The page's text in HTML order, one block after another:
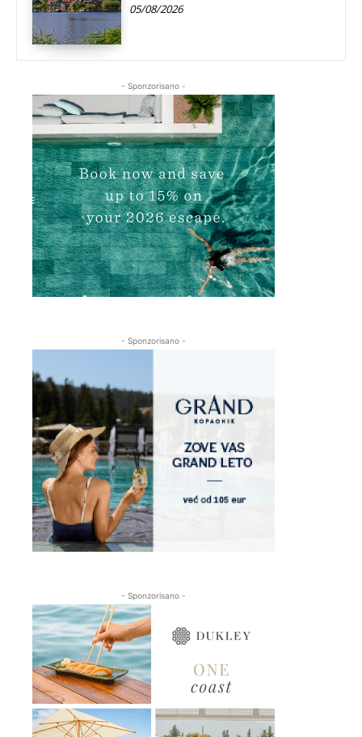
05/08/2026
- Sponzorisano -
- Sponzorisano -
- Sponzorisano -